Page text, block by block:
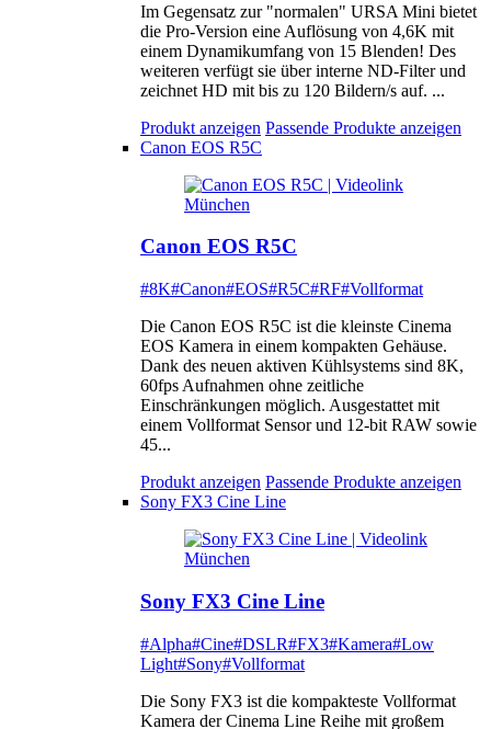
Im Gegensatz zur "normalen" URSA Mini bietet
die Pro-Version eine Auflösung von 4,6K mit
einem Dynamikumfang von 15 Blenden! Des
weiteren verfügt sie über interne ND-Filter und
zeichnet HD mit bis zu 120 Bildern/s auf. ...
Produkt anzeigen Passende Produkte anzeigen
Canon EOS R5C
Canon EOS R5C
#8K#Canon#EOS#R5C#RF#Vollformat
Die Canon EOS R5C ist die kleinste Cinema
EOS Kamera in einem kompakten Gehäuse.
Dank des neuen aktiven Kühlsystems sind 8K,
60fps Aufnahmen ohne zeitliche
Einschränkungen möglich. Ausgestattet mit
einem Vollformat Sensor und 12-bit RAW sowie
45...
Produkt anzeigen Passende Produkte anzeigen
Sony FX3 Cine Line
Sony FX3 Cine Line
#Alpha#Cine#DSLR#FX3#Kamera#Low
Light#Sony#Vollformat
Die Sony FX3 ist die kompakteste Vollformat
Kamera der Cinema Line Reihe mit großem